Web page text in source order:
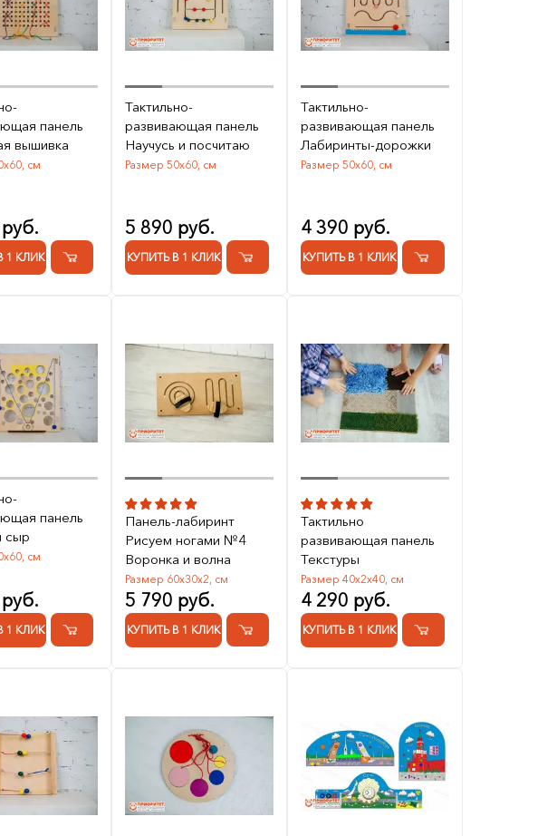
панель
вышивка
см
1 КЛИК
Тактильно-
развивающая панель
Научусь и посчитаю
Размер 50х60, см
5 890 руб.
КУПИТЬ В 1 КЛИК
Тактильно-
развивающая панель
Лабиринты-дорожки
Размер 50х60, см
4 390 руб.
КУПИТЬ В 1 КЛИК
панель
сыр
см
1 КЛИК
Панель-лабиринт
Рисуем ногами №4
Воронка и волна
Размер 60х30х2, см
5 790 руб.
КУПИТЬ В 1 КЛИК
Тактильно
развивающая панель
Текстуры
Размер 40х2х40, см
4 290 руб.
КУПИТЬ В 1 КЛИК